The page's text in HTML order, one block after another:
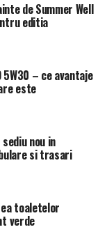
că există
Am primit o
aprobare
studii clinice
furniza
noştri, în
ministrul
în
şi
de Summer Well
editia
5W30 – ce avantaje
este
nou in
si trasari
toaletelor
verde